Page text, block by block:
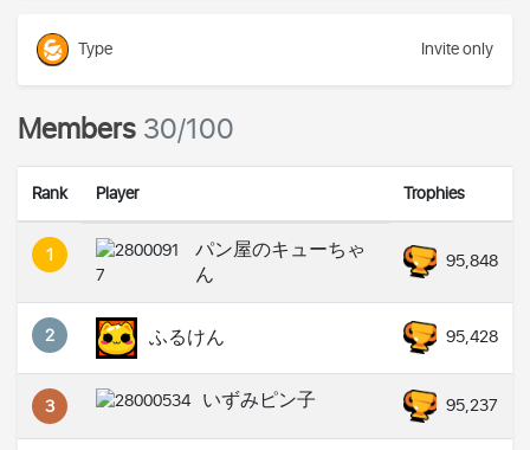
Type Invite only
Members30/100
Rank Player Trophies
1
パン屋のキューちゃ
ん
95,848
2 ふるけん 95,428
3 いずみピン子 95,237